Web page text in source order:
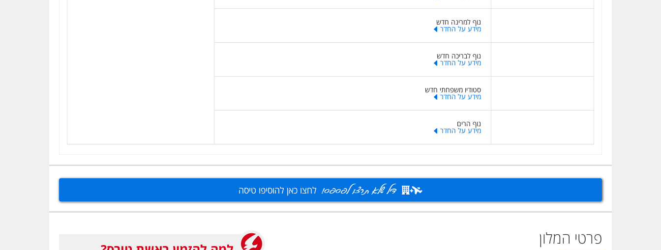
נוף למרינה חדש
מידע על החדר
נוף לבריכה חדש
מידע על החדר
סטודיו משפחתי חדש
מידע על החדר
נוף הרים
מידע על החדר
לחצו כאן להוסיפו טיסה
פרטי המלון